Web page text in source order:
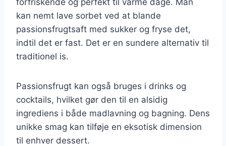
kan nemt lave sorbet ved at blande
passionsfrugtsaft med sukker og fryse det,
indtil det er fast. Det er en sundere alternativ til
traditionel is.
Passionsfrugt kan også bruges i drinks og
cocktails, hvilket gør den til en alsidig
ingrediens i både madlavning og bagning. Dens
unikke smag kan tilføje en eksotisk dimension
til enhver dessert.